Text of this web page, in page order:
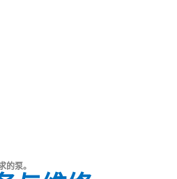
的泵。